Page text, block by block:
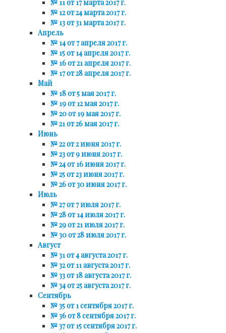
№ 11 от 17 марта 2017 г.
№ 12 от 24 марта 2017 г.
№ 13 от 31 марта 2017 г.
Апрель
№ 14 от 7 апреля 2017 г.
№ 15 от 14 апреля 2017 г.
№ 16 от 21 апреля 2017 г.
№ 17 от 28 апреля 2017 г.
Май
№ 18 от 5 мая 2017 г.
№ 19 от 12 мая 2017 г.
№ 20 от 19 мая 2017 г.
№ 21 от 26 мая 2017 г.
Июнь
№ 22 от 2 июня 2017 г.
№ 23 от 9 июня 2017 г.
№ 24 от 16 июня 2017 г.
№ 25 от 23 июня 2017 г.
№ 26 от 30 июня 2017 г.
Июль
№ 27 от 7 июля 2017 г.
№ 28 от 14 июля 2017 г.
№ 29 от 21 июля 2017 г.
№ 30 от 28 июля 2017 г.
Август
№ 31 от 4 августа 2017 г.
№ 32 от 11 августа 2017 г.
№ 33 от 18 августа 2017 г.
№ 34 от 25 августа 2017 г.
Сентябрь
№ 35 от 1 сентября 2017 г.
№ 36 от 8 сентября 2017 г.
№ 37 от 15 сентября 2017 г.